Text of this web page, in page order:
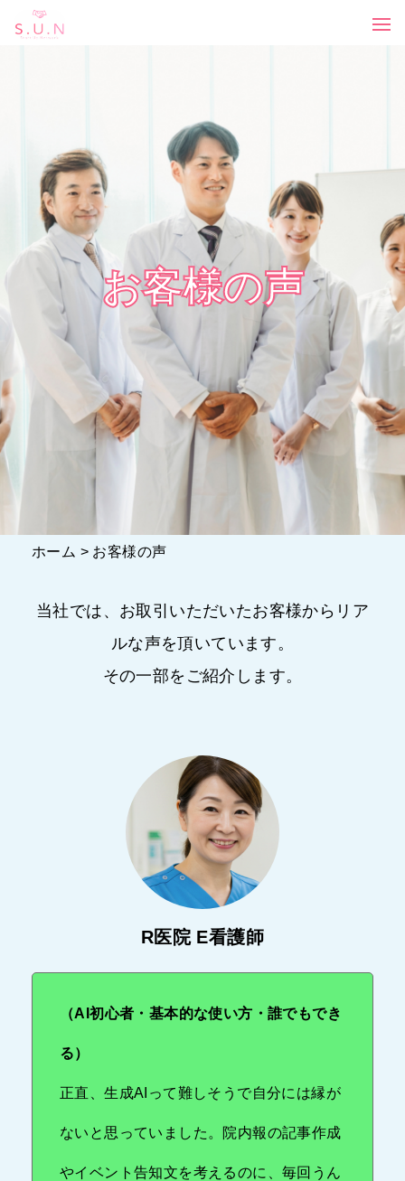
お客様の声
ホーム > お客様の声
当社では、お取引いただいたお客様からリア
ルな声を頂いています。
その一部をご紹介します。
R医院 E看護師
（AI初心者・基本的な使い方・誰でもでき
る）
正直、生成AIって難しそうで自分には縁が
ないと思っていました。院内報の記事作成
やイベント告知文を考えるのに、毎回うん